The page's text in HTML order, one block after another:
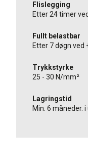
Flislegging
Etter 24 timer
Fullt belastbar
Etter 7 døgn ved
Trykkstyrke
25 - 30 N/mm²
Lagringstid
Min. 6 måneder.